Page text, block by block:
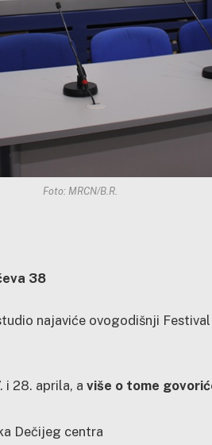
Foto: MRCN/B.R.
38
najaviće ovogodišnji
i 28. aprila, a više o tome
Dečijeg centra